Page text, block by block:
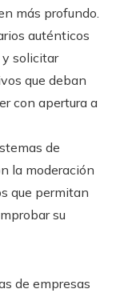
más profundo.
auténticos
solicitar
que deban
con apertura a
de
la moderación
que permitan
su
de empresas